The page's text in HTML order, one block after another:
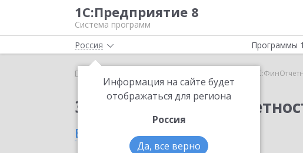
1С:Предприятие 8
Система программ
Россия
Информация на сайте будет
отображаться для региона
Россия
Да, все верно
Программы
Главная
Заказать
в Волгодонске